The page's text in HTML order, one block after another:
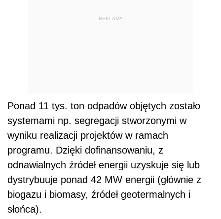
REKLAMA
Ponad 11 tys. ton odpadów objętych zostało
systemami np. segregacji stworzonymi w
wyniku realizacji projektów w ramach
programu. Dzięki dofinansowaniu, z
odnawialnych źródeł energii uzyskuje się lub
dystrybuuje ponad 42 MW energii (głównie z
biogazu i biomasy, źródeł geotermalnych i
słońca).